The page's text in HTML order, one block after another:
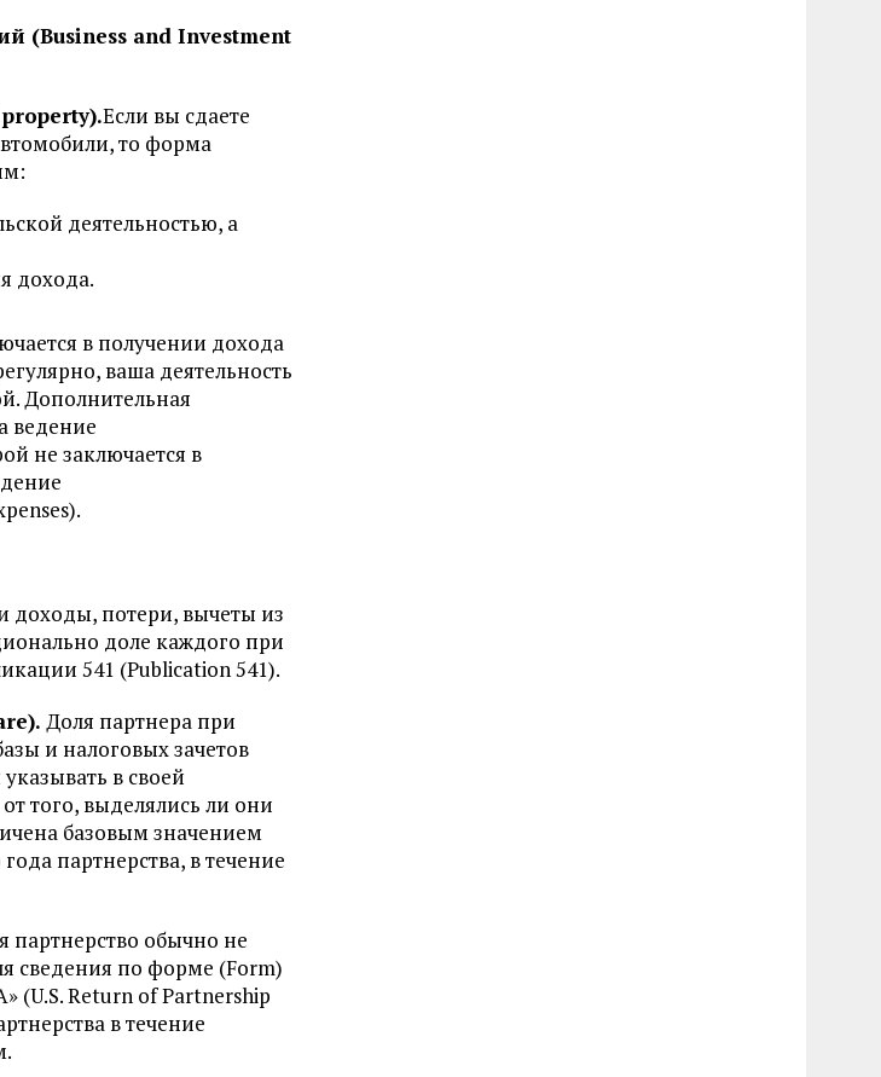
(Business and Investment
Если вы сдаете
то форма
деятельностью, а
дохода.
в получении дохода
ваша деятельность
Дополнительная
ведение
не заключается в
доходы, потери, вычеты из
доле каждого при
541 (Publication 541).
Доля партнера при
и налоговых зачетов
в своей
того, выделялись ли они
базовым значением
партнерства, в течение
партнерство обычно не
сведения по форме (Form)
(U.S. Return of Partnership
в течение